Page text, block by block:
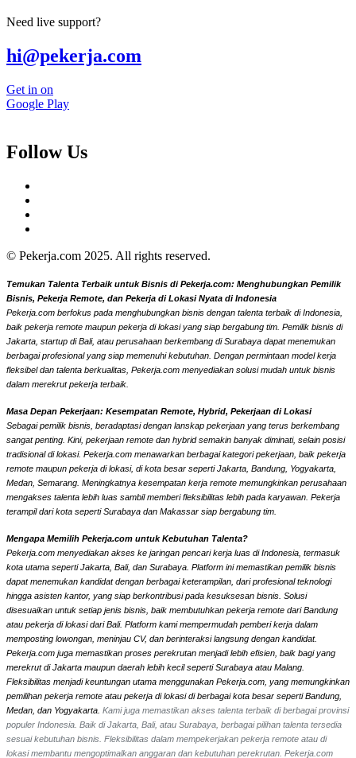
Need live support?
hi@pekerja.com
Get in on
Google Play
Follow Us
© Pekerja.com 2025. All rights reserved.
Temukan Talenta Terbaik untuk Bisnis di Pekerja.com: Menghubungkan Pemilik
Bisnis, Pekerja Remote, dan Pekerja di Lokasi Nyata di Indonesia
Pekerja.com berfokus pada menghubungkan bisnis dengan talenta terbaik di Indonesia,
baik pekerja remote maupun pekerja di lokasi yang siap bergabung tim. Pemilik bisnis di
Jakarta, startup di Bali, atau perusahaan berkembang di Surabaya dapat menemukan
berbagai profesional yang siap memenuhi kebutuhan. Dengan permintaan model kerja
fleksibel dan talenta berkualitas, Pekerja.com menyediakan solusi mudah untuk bisnis
dalam merekrut pekerja terbaik.
Masa Depan Pekerjaan: Kesempatan Remote, Hybrid, Pekerjaan di Lokasi
Sebagai pemilik bisnis, beradaptasi dengan lanskap pekerjaan yang terus berkembang
sangat penting. Kini, pekerjaan remote dan hybrid semakin banyak diminati, selain posisi
tradisional di lokasi. Pekerja.com menawarkan berbagai kategori pekerjaan, baik pekerja
remote maupun pekerja di lokasi, di kota besar seperti Jakarta, Bandung, Yogyakarta,
Medan, Semarang. Meningkatnya kesempatan kerja remote memungkinkan perusahaan
mengakses talenta lebih luas sambil memberi fleksibilitas lebih pada karyawan. Pekerja
terampil dari kota seperti Surabaya dan Makassar siap bergabung tim.
Mengapa Memilih Pekerja.com untuk Kebutuhan Talenta?
Pekerja.com menyediakan akses ke jaringan pencari kerja luas di Indonesia, termasuk
kota utama seperti Jakarta, Bali, dan Surabaya. Platform ini memastikan pemilik bisnis
dapat menemukan kandidat dengan berbagai keterampilan, dari profesional teknologi
hingga asisten kantor, yang siap berkontribusi pada kesuksesan bisnis. Solusi
disesuaikan untuk setiap jenis bisnis, baik membutuhkan pekerja remote dari Bandung
atau pekerja di lokasi dari Bali. Platform kami mempermudah pemberi kerja dalam
memposting lowongan, meninjau CV, dan berinteraksi langsung dengan kandidat.
Pekerja.com juga memastikan proses perekrutan menjadi lebih efisien, baik bagi yang
merekrut di Jakarta maupun daerah lebih kecil seperti Surabaya atau Malang.
Fleksibilitas menjadi keuntungan utama menggunakan Pekerja.com, yang memungkinkan
pemilihan pekerja remote atau pekerja di lokasi di berbagai kota besar seperti Bandung,
Medan, dan Yogyakarta. Kami juga memastikan akses talenta terbaik di berbagai provinsi
populer Indonesia. Baik di Jakarta, Bali, atau Surabaya, berbagai pilihan talenta tersedia
sesuai kebutuhan bisnis. Fleksibilitas dalam mempekerjakan pekerja remote atau di
lokasi membantu mengoptimalkan anggaran dan kebutuhan perekrutan. Pekerja.com